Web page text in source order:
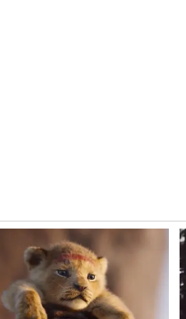
ಸಾಹಸದ ಫೋಟೋಗಳನ್ನು
ಎಂಗೇಜ್ಮೆಂಟ್ ಉಂಗುರದ ಫೋಟೋವನ್ನು
ಅವರ 32 ವರ್ಷದ ಕ್ಲೈಂಬಿಂಗ್ ಪಾರ್ಟ್ನರ್
ಹಲವು ಗಗನಚುಂಬಿ ಕಟ್ಟಡಗಳ